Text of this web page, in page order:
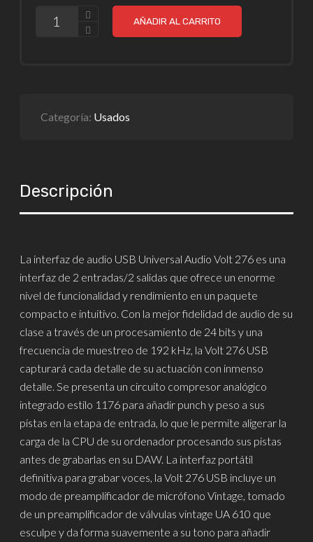
CANTIDAD
AÑADIR AL CARRITO
Categoría: Usados
Descripción
La interfaz de audio USB Universal Audio Volt 276 es una
interfaz de 2 entradas/2 salidas que ofrece un enorme
nivel de funcionalidad y rendimiento en un paquete
compacto e intuitivo. Con la mejor fidelidad de audio de su
clase a través de un procesamiento de 24 bits y una
frecuencia de muestreo de 192 kHz, la Volt 276 USB
capturará cada detalle de su actuación con inmenso
detalle. Se presenta un circuito compresor analógico
integrado estilo 1176 para añadir punch y peso a sus
pistas en la etapa de entrada, lo que le permite aligerar la
carga de la CPU de su ordenador procesando sus pistas
antes de grabarlas en su DAW. La interfaz portátil
definitiva para grabar voces, la Volt 276 USB incluye un
modo de preamplificador de micrófono Vintage, tomado
de un preamplificador de válvulas vintage UA 610 que
esculpe y da forma suavemente a su tono para añadir